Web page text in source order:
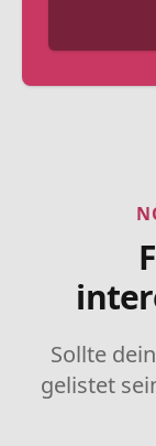
Sollte
gelistet